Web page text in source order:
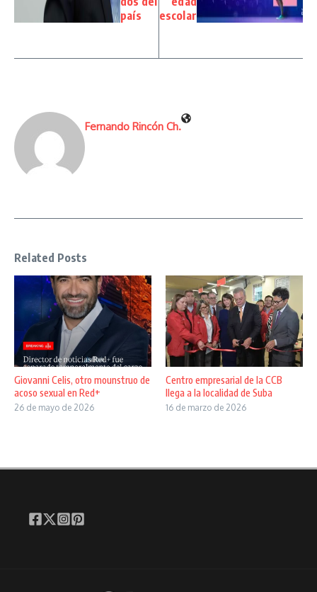
país
escolar
Fernando Rincón Ch.
Related Posts
Giovanni Celis, otro mounstruo de
acoso sexual en Red+
26 de mayo de 2026
Centro empresarial de la CCB
llega a la localidad de Suba
16 de marzo de 2026